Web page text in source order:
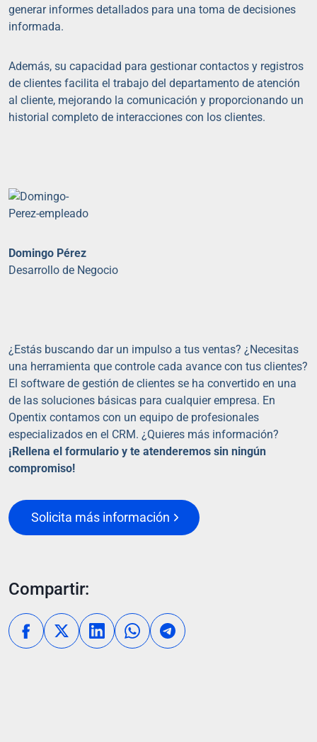
generar informes detallados para una toma de decisiones
informada.
Además, su capacidad para gestionar contactos y registros
de clientes facilita el trabajo del departamento de atención
al cliente, mejorando la comunicación y proporcionando un
historial completo de interacciones con los clientes.
Domingo Pérez
Desarrollo de Negocio
¿Estás buscando dar un impulso a tus ventas? ¿Necesitas
una herramienta que controle cada avance con tus clientes?
El software de gestión de clientes se ha convertido en una
de las soluciones básicas para cualquier empresa. En
Opentix contamos con un equipo de profesionales
especializados en el CRM. ¿Quieres más información?
¡Rellena el formulario y te atenderemos sin ningún
compromiso!
Solicita más información
Compartir: